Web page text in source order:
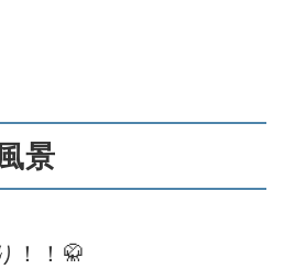
景
！！🥋